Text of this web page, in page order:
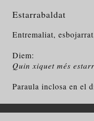
Estarrabaldat
Entremaliat,
Diem:
Quin xiquet més
Paraula inclosa en el